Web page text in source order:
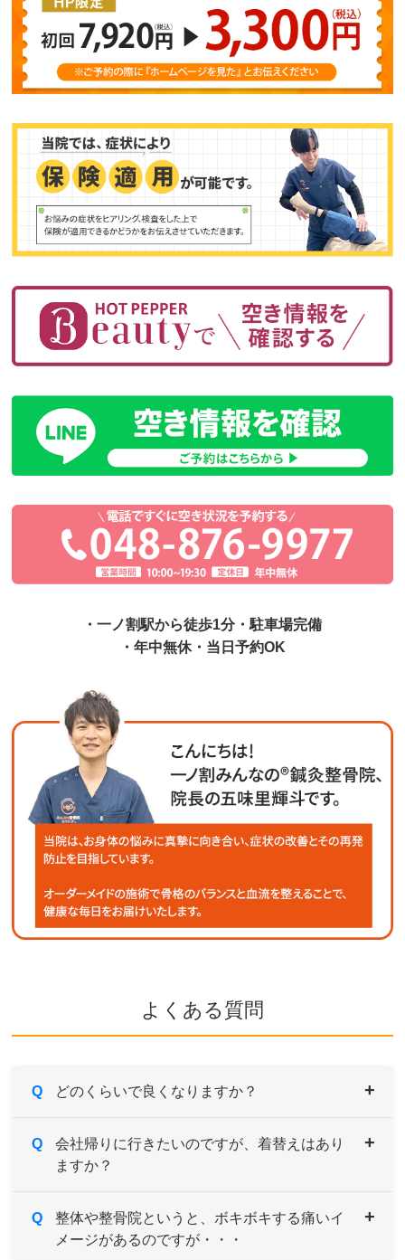
・一ノ割駅から徒歩1分・駐車場完備
・年中無休・当日予約OK
よくある質問
Q どのくらいで良くなりますか？
A
症状により異なりますが、痛みや違和感などがあ
るようでしたら続けてご来院していただき、経過
症状の原因である根本を改善していくためには、
約1～３ヶ月を目安とお考えください。
Q
会社帰りに行きたいのですが、着替えはあり
ますか？
A
男性用・女性用と共にご用意しております。サイ
ズも選べますのでお気軽にお申し付けください。
Q
整体や整骨院というと、ボキボキする痛いイ
メージがあるのですが・・・